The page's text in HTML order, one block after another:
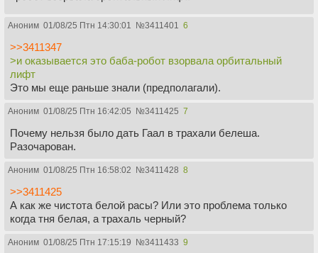
Аноним 01/08/25 Птн 14:30:01 №3411401 6
>>3411347
>и оказывается это баба-робот взорвала орбитальный
лифт
Это мы еще раньше знали (предполагали).
Аноним 01/08/25 Птн 16:42:05 №3411425 7
Почему нельзя было дать Гаал в трахали белеша.
Разочарован.
Аноним 01/08/25 Птн 16:58:02 №3411428 8
>>3411425
А как же чистота белой расы? Или это проблема только
когда тня белая, а трахаль черный?
Аноним 01/08/25 Птн 17:15:19 №3411433 9